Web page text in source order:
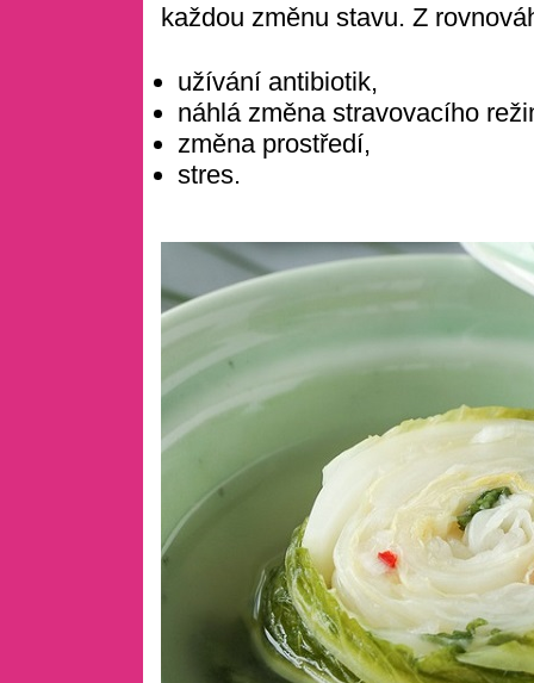
každou změnu stavu. Z
užívání antibiotik,
náhlá změna stravovacího
změna prostředí,
stres.